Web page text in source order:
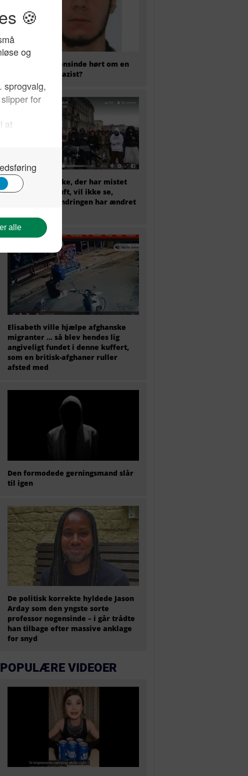
Hvem har nogensinde hørt om en
radikaliseret nazist?
Kun et menneske, der har mistet
sin sunde fornuft, vil ikke se,
hvordan indvandringen har ændret
Elisabeth ville hjælpe afghanske
migranter … så blev hendes lig
angiveligt fundet i denne kuffert,
som en britisk-afghaner ruller
afsted med
Den formodede gerningsmand slår
til igen
De politisk korrekte hyldede Jason
Arday som den yngste sorte
professor nogensinde – i går trådte
han tilbage efter massive anklage
for snyd
POPULÆRE VIDEOER